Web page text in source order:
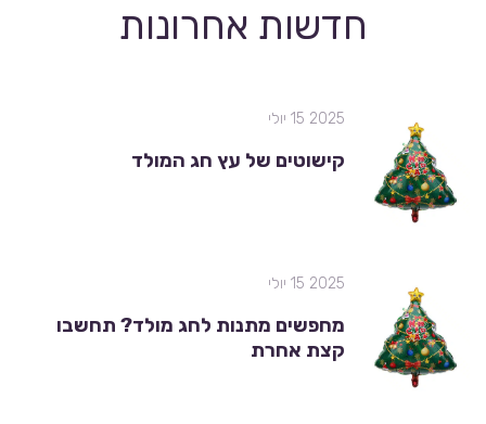
חדשות אחרונות
2025 15 יולי
קישוטים של עץ חג המולד
2025 15 יולי
מחפשים מתנות לחג מולד? תחשבו
קצת אחרת